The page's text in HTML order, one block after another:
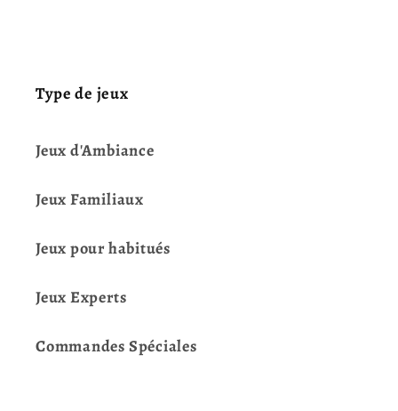
Type de jeux
Jeux d'Ambiance
Jeux Familiaux
Jeux pour habitués
Jeux Experts
Commandes Spéciales